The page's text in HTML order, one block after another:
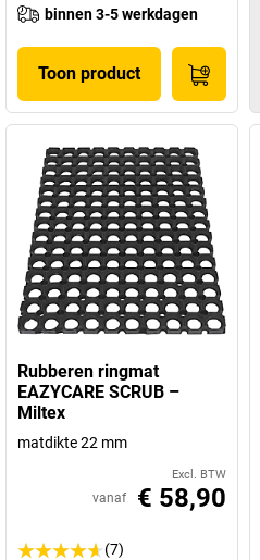
binnen 3-5 werkdagen
Toon product
Rubberen ringmat
EAZYCARE SCRUB –
Miltex
matdikte 22 mm
Excl. BTW
vanaf € 58,90
(7)